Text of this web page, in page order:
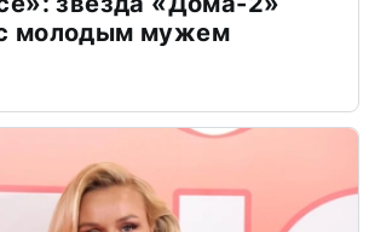
молодым мужем